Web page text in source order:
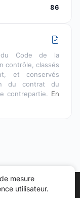
86
du Code de la
contrôle, classés
et conservés
du contrat du
contrepartie. En
CGU Cookies
mesure
utilisateur.